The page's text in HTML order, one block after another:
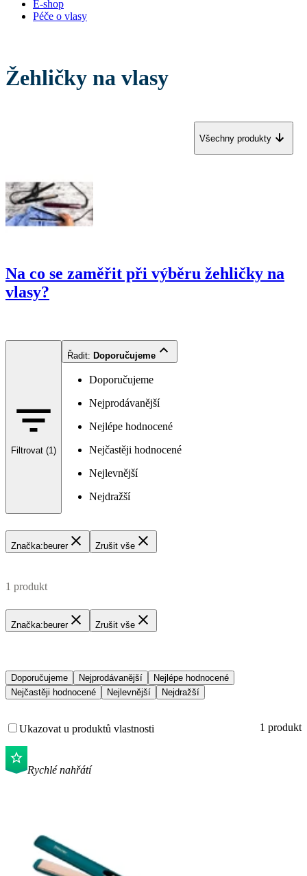
E-shop
Péče o vlasy
Žehličky na vlasy
Všechny produkty
Na co se zaměřit při výběru žehličky na
vlasy?
Filtrovat (1)
Řadit: Doporučujeme
Doporučujeme
Nejprodávanější
Nejlépe hodnocené
Nejčastěji hodnocené
Nejlevnější
Nejdražší
Značka: beurer Zrušit vše
1 produkt
Značka: beurer Zrušit vše
Doporučujeme Nejprodávanější
Nejlépe hodnocené
Nejčastěji hodnocené
Nejlevnější Nejdražší
Ukazovat u produktů vlastnosti 1 produkt
Rychlé nahřátí